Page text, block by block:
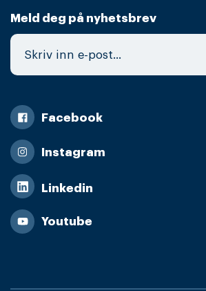
Meld deg på nyhetsbrev
Facebook
Instagram
Linkedin
Youtube